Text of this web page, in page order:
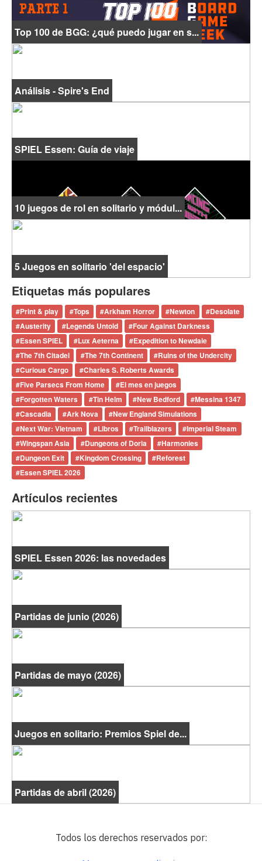
Top 100 de BGG: ¿qué puedo jugar en s...
Análisis - Spire's End
SPIEL Essen: Guía de viaje
10 juegos de rol en solitario y módul...
5 Juegos en solitario 'del espacio'
Etiquetas más populares
#Print & play #Tops #Arkham Horror #Newton #Desolate
#Austerity #Legends Untold #Four Against Darkness
#Essen SPIEL #Lux Aeterna #Expedition to Newdale
#The 7th Citadel #The 7th Continent #Ruins of the Undercity
#Curious Cargo #Charles S. Roberts Awards
#Five Parsecs From Home #El mes en juegos
#Forgotten Waters #Tin Helm #New Bedford #Messina 1347
#Cascadia #Ark Nova #New England Simulations
#Next War: Vietnam #Libros #Trailblazers #Imperial Steam
#Wingspan Asia #Dungeons of Doria #Harmonies
#Dungeon Exit #Kingdom Crossing #Reforest
#Essen SPIEL 2026
Artículos recientes
SPIEL Essen 2026: las novedades
Partidas de junio (2026)
Partidas de mayo (2026)
Juegos en solitario: Premios Spiel de...
Partidas de abril (2026)
Todos los derechos reservados por: